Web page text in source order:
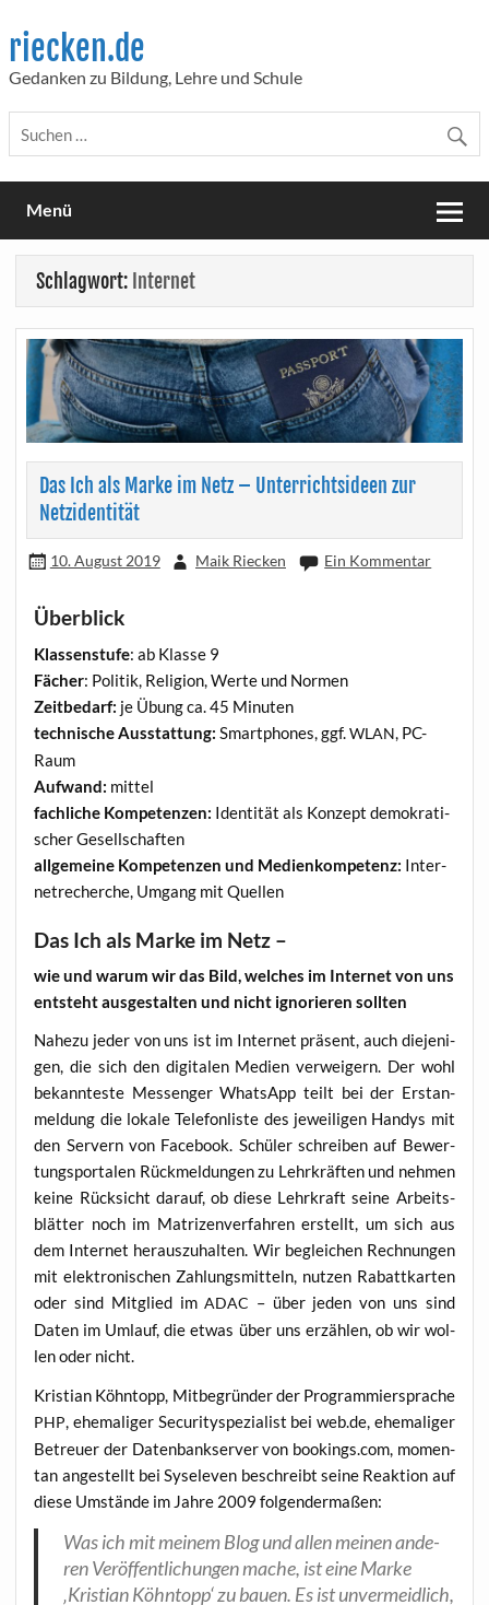
content
riecken.de
Gedanken zu Bildung, Lehre und Schule
Menü
Schlagwort: Internet
Das Ich als Marke im Netz – Unterrichtsideen zur
Netzidentität
10. August 2019 Maik Riecken Ein Kommentar
Überblick
Klas­sen­stu­fe: ab Klas­se 9
Fächer: Poli­tik, Reli­gi­on, Wer­te und Normen
Zeit­be­darf: je Übung ca. 45 Minuten
tech­ni­sche Aus­stat­tung: Smart­phones, ggf.WLAN, PC-
Raum
Auf­wand: mittel
fach­li­che Kom­pe­ten­zen: Iden­ti­tät als Kon­zept demo­kra­ti­
scher Gesellschaften
all­ge­mei­ne Kom­pe­ten­zen und Medi­en­kom­pe­tenz: Inter­
net­re­cher­che, Umgang mit Quellen
Das Ich als Marke im Netz –
wie und war­um wir das Bild, wel­ches im Inter­net von uns
ent­steht aus­ge­stal­ten und nicht igno­rie­ren sollten
Nahe­zu jeder von uns ist im Inter­net prä­sent, auch die­je­ni­
gen, die sich den digi­ta­len Medi­en ver­wei­gern. Der wohl
bekann­tes­te Mes­sen­ger Whats­App teilt bei der Erst­an­
mel­dung die loka­le Tele­fon­lis­te des jewei­li­gen Han­dys mit
den Ser­vern von Face­book. Schü­ler schrei­ben auf Bewer­
tungs­por­ta­len Rück­mel­dun­gen zu Lehr­kräf­ten und neh­men
kei­ne Rück­sicht dar­auf, ob die­se Lehr­kraft sei­ne Arbeits­
blät­ter noch im Matri­zen­ver­fah­ren erstellt, um sich aus
dem Inter­net her­aus­zu­hal­ten. Wir beglei­chen Rech­nun­gen
mit elek­tro­ni­schen Zah­lungs­mit­teln, nut­zen Rabatt­kar­ten
oder sind Mit­glied imADAC – über jeden von uns sind
Daten im Umlauf, die etwas über uns erzäh­len, ob wir wol­
len oder nicht.
Kris­ti­an Köhn­topp, Mit­be­grün­der der Pro­gram­mier­spra­che
PHP, ehe­ma­li­ger Secu­ri­ty­spe­zia­list bei web.de, ehe­ma­li­ger
Betreu­er der Daten­bank­ser­ver von bookings.com, momen­
tan ange­stellt bei Syse­le­ven beschreibt sei­ne Reak­ti­on auf
die­se Umstän­de im Jah­re 2009 folgendermaßen:
Was ich mit mei­nem Blog und allen mei­nen ande­
ren Ver­öf­fent­li­chun­gen mache, ist eine Mar­ke
‚Kris­ti­an Köhn­topp‘ zu bau­en. Es ist unver­meid­lich,